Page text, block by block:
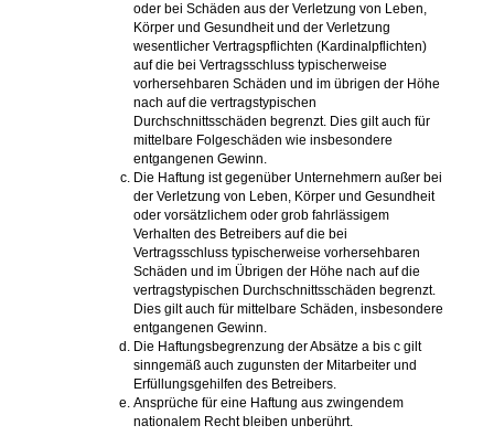
oder bei Schäden aus der Verletzung von Leben,
Körper und Gesundheit und der Verletzung
wesentlicher Vertragspflichten (Kardinalpflichten)
auf die bei Vertragsschluss typischerweise
vorhersehbaren Schäden und im übrigen der Höhe
nach auf die vertragstypischen
Durchschnittsschäden begrenzt. Dies gilt auch für
mittelbare Folgeschäden wie insbesondere
entgangenen Gewinn.
Die Haftung ist gegenüber Unternehmern außer bei
der Verletzung von Leben, Körper und Gesundheit
oder vorsätzlichem oder grob fahrlässigem
Verhalten des Betreibers auf die bei
Vertragsschluss typischerweise vorhersehbaren
Schäden und im Übrigen der Höhe nach auf die
vertragstypischen Durchschnittsschäden begrenzt.
Dies gilt auch für mittelbare Schäden, insbesondere
entgangenen Gewinn.
Die Haftungsbegrenzung der Absätze a bis c gilt
sinngemäß auch zugunsten der Mitarbeiter und
Erfüllungsgehilfen des Betreibers.
Ansprüche für eine Haftung aus zwingendem
nationalem Recht bleiben unberührt.